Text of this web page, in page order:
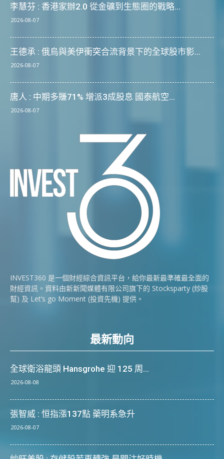
李慧芬 : 香港家辦2.0 從金礦到生態圈的戰略...
2026-08-07
王德承 : 俄烏與美伊衝突合流背景下的全球股市影...
2026-08-07
唐人 : 中期多賺71% 增派3成股息 國泰航空...
2026-08-07
INVEST360 是一個財經綜合資訊平台，給你最新最準確最全面的
財經資訊。資料由新新聞媒體有限公司旗下的 Stocksparty (炒股
幫) 及 Let’s go Moment (投資先機) 提供。
最新動向
全球衛浴龍頭 Hansgrohe 迎 125 周...
2026-08-08
張智威 : 恒指漲137點 藥明系急升
2026-08-07